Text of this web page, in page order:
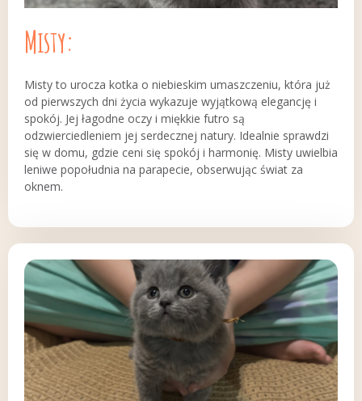
Misty:
Misty to urocza kotka o niebieskim umaszczeniu, która już
od pierwszych dni życia wykazuje wyjątkową elegancję i
spokój. Jej łagodne oczy i miękkie futro są
odzwierciedleniem jej serdecznej natury. Idealnie sprawdzi
się w domu, gdzie ceni się spokój i harmonię. Misty uwielbia
leniwe popołudnia na parapecie, obserwując świat za
oknem.